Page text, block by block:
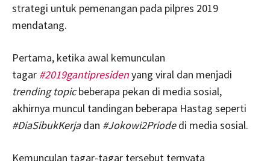
strategi untuk pemenangan pada pilpres 2019
mendatang.
Pertama, ketika awal kemunculan
tagar #2019gantipresidenyang viral dan menjadi
trending topicbeberapa pekan di media sosial,
akhirnya muncul tandingan beberapa Hastag seperti
#DiaSibukKerjadan #Jokowi2Priodedi media sosial.
Kemunculan tagar-tagar tersebut ternyata